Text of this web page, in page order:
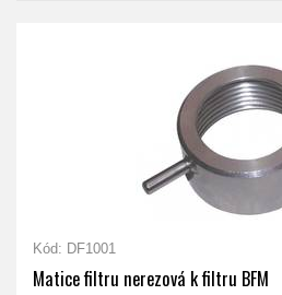
Kód: DF1001
Matice filtru nerezová k filtru BFM